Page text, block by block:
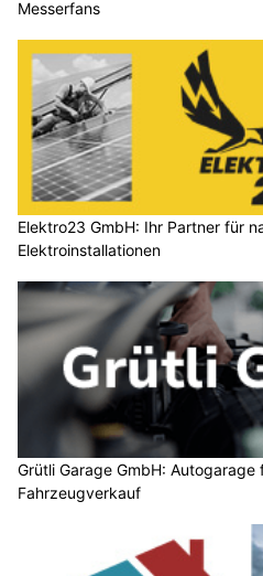
Messerfans
Elektro23 GmbH: Ihr Partner für
Elektroinstallationen
Grütli Garage GmbH: Autogarage
Fahrzeugverkauf